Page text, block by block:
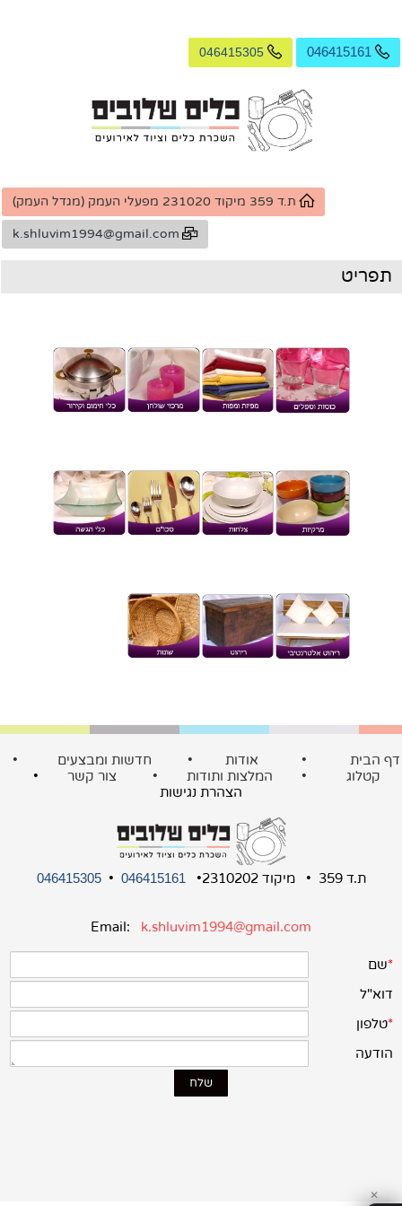
046415161
046415305
ת.ד 359 מיקוד 231020 מפעלי העמק (מגדל העמק)
k.shluvim1994@gmail.com
תפריט
דף הבית • אודות • חדשות ומבצעים
•
קטלוג
• המלצות ותודות • צור קשר
•
הצהרת נגישות
ת.ד 359 • מיקוד 2310202• 046415161
•
046415305
Email: k.shluvim1994@gmail.com
✕